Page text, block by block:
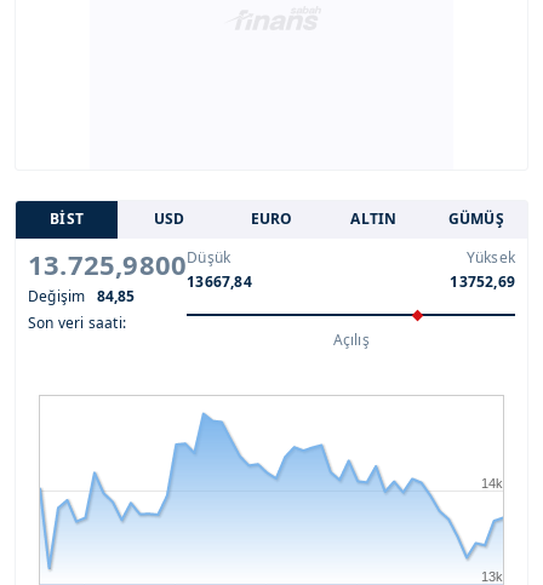
BİST USD EURO ALTIN GÜMÜŞ
13.725,9800
Değişim 84,85
Son veri saati:
Düşük
13667,84
Yüksek
13752,69
Açılış
13k
14k